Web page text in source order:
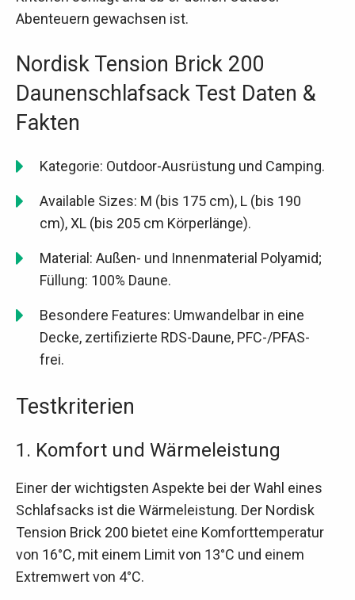
Abenteuern gewachsen ist.
Nordisk Tension Brick 200
Daunenschlafsack Test Daten &
Fakten
Kategorie: Outdoor-Ausrüstung und Camping.
Available Sizes: M (bis 175 cm), L (bis 190
cm), XL (bis 205 cm Körperlänge).
Material: Außen- und Innenmaterial Polyamid;
Füllung: 100% Daune.
Besondere Features: Umwandelbar in eine
Decke, zertifizierte RDS-Daune, PFC-/PFAS-
frei.
Testkriterien
1. Komfort und Wärmeleistung
Einer der wichtigsten Aspekte bei der Wahl eines
Schlafsacks ist die Wärmeleistung. Der Nordisk
Tension Brick 200 bietet eine Komforttemperatur
von 16°C, mit einem Limit von 13°C und einem
Extremwert von 4°C.